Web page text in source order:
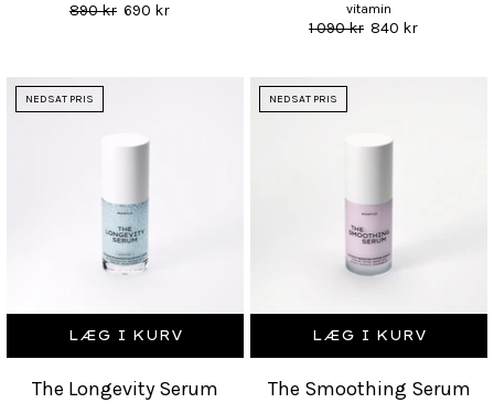
890 kr 690 kr
vitamin
1 090 kr 840 kr
LÆG I KURV
NEDSAT PRIS
The Longevity Serum
LÆG I KURV
NEDSAT PRIS
The Smoothing Serum